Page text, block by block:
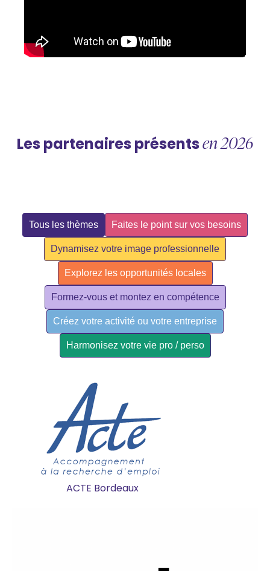
Les partenaires présentsen 2026
Tous les thèmes Faites le point sur vos besoins
Dynamisez votre image professionnelle
Explorez les opportunités locales
Formez-vous et montez en compétence
Créez votre activité ou votre entreprise
Harmonisez votre vie pro / perso
ACTE Bordeaux